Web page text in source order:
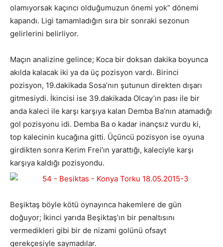
olamıyorsak kaçıncı olduğumuzun önemi yok” dönemi
kapandı. Ligi tamamladığın sıra bir sonraki sezonun
gelirlerini belirliyor.
Maçın analizine gelince; Koca bir doksan dakika boyunca
akılda kalacak iki ya da üç pozisyon vardı. Birinci
pozisyon, 19.dakikada Sosa’nın şutunun direkten dışarı
gitmesiydi. İkincisi ise 39.dakikada Olcay’ın pası ile bir
anda kaleci ile karşı karşıya kalan Demba Ba’nın atamadığı
gol pozisyonu idi. Demba Ba o kadar inançsız vurdu ki,
top kalecinin kucağına gitti. Üçüncü pozisyon ise oyuna
girdikten sonra Kerim Frei’ın yarattığı, kaleciyle karşı
karşıya kaldığı pozisyondu.
Beşiktaş böyle kötü oynayınca hakemlere de gün
doğuyor; İkinci yarıda Beşiktaş’ın bir penaltısını
vermedikleri gibi bir de nizami golünü ofsayt
gerekçesiyle saymadılar.